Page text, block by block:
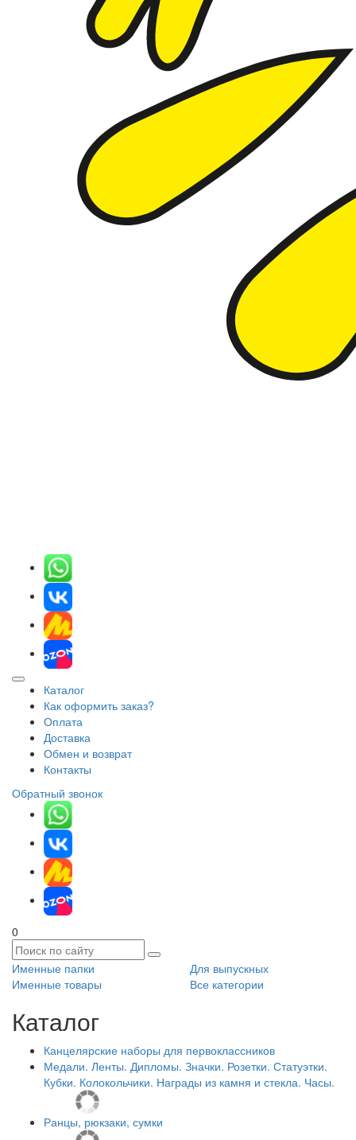
Каталог
Как оформить заказ?
Оплата
Доставка
Обмен и возврат
Контакты
Обратный звонок
0
Именные папки
Для выпускных
Именные товары
Все категории
Каталог
Канцелярские наборы для первоклассников
Медали. Ленты. Дипломы. Значки. Розетки. Статуэтки.
Кубки. Колокольчики. Награды из камня и стекла. Часы.
Ранцы, рюкзаки, сумки